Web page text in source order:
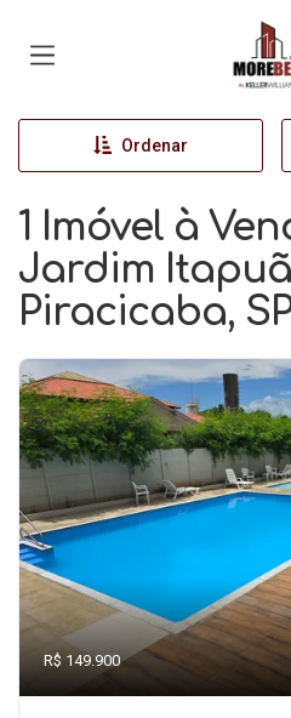
Ordenar
1 Imóvel à
Jardim
Piracicaba,
R$ 149.900